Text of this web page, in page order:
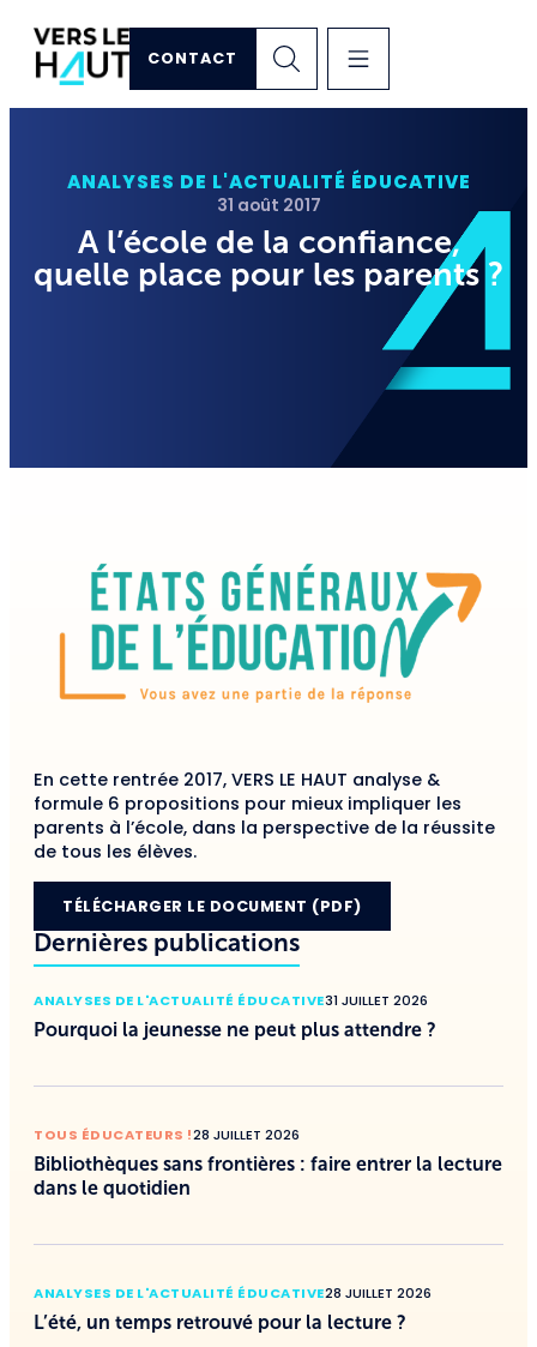
CONTACT
ANALYSES DE L'ACTUALITÉ ÉDUCATIVE
31 août 2017
A l’école de la confiance,
quelle place pour les parents ?
En cette rentrée 2017, VERS LE HAUT analyse &
formule 6 propositions pour mieux impliquer les
parents à l’école, dans la perspective de la réussite
de tous les élèves.
TÉLÉCHARGER LE DOCUMENT (PDF)
Dernières publications
ANALYSES DE L'ACTUALITÉ ÉDUCATIVE31 JUILLET 2026
Pourquoi la jeunesse ne peut plus attendre ?
TOUS ÉDUCATEURS !28 JUILLET 2026
Bibliothèques sans frontières : faire entrer la lecture
dans le quotidien
ANALYSES DE L'ACTUALITÉ ÉDUCATIVE28 JUILLET 2026
L’été, un temps retrouvé pour la lecture ?